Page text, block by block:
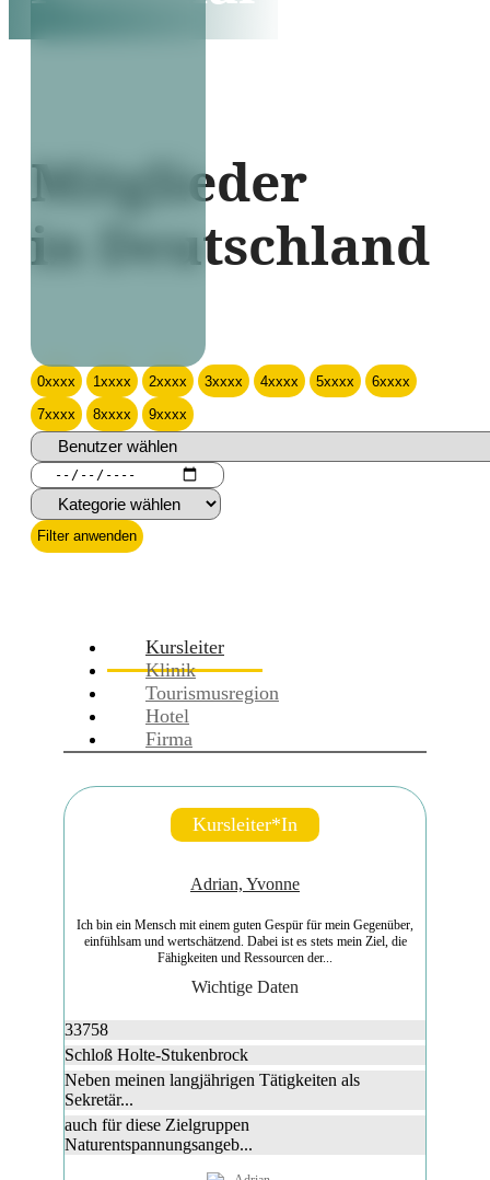
Mitglieder
in Deutschland
0xxxx 1xxxx 2xxxx 3xxxx 4xxxx 5xxxx 6xxxx
7xxxx 8xxxx 9xxxx
Filter anwenden
Kursleiter
Klinik
Tourismusregion
Hotel
Firma
Kursleiter*in
Adrian, Yvonne
Ich bin ein Mensch mit einem guten Gespür für mein Gegenüber,
einfühlsam und wertschätzend. Dabei ist es stets mein Ziel, die
Fähigkeiten und Ressourcen der...
Wichtige Daten
33758
Schloß Holte-Stukenbrock
Neben meinen langjährigen Tätigkeiten als
Sekretär...
auch für diese Zielgruppen
Naturentspannungsangeb...